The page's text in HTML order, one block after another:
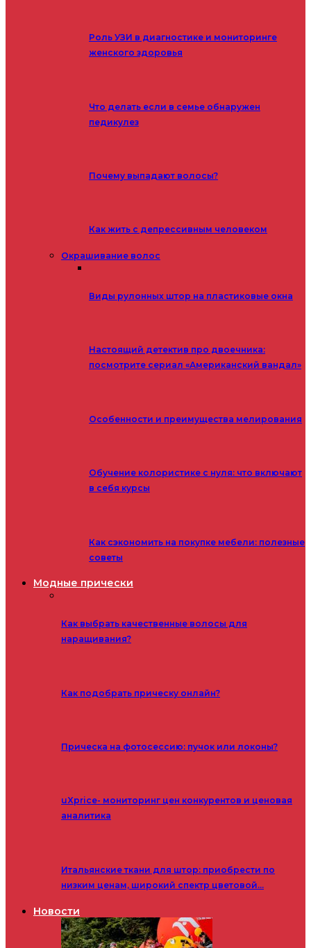
Роль УЗИ в диагностике и мониторинге
женского здоровья
Что делать если в семье обнаружен
педикулез
Почему выпадают волосы?
Как жить с депрессивным человеком
Окрашивание волос
Виды рулонных штор на пластиковые окна
Настоящий детектив про двоечника:
посмотрите сериал «Американский вандал»
Особенности и преимущества мелирования
Обучение колористике с нуля: что включают
в себя курсы
Как сэкономить на покупке мебели: полезные
советы
Модные прически
Как выбрать качественные волосы для
наращивания?
Как подобрать прическу онлайн?
Прическа на фотосессию: пучок или локоны?
uXprice- мониторинг цен конкурентов и ценовая
аналитика
Итальянские ткани для штор: приобрести по
низким ценам, широкий спектр цветовой…
Новости